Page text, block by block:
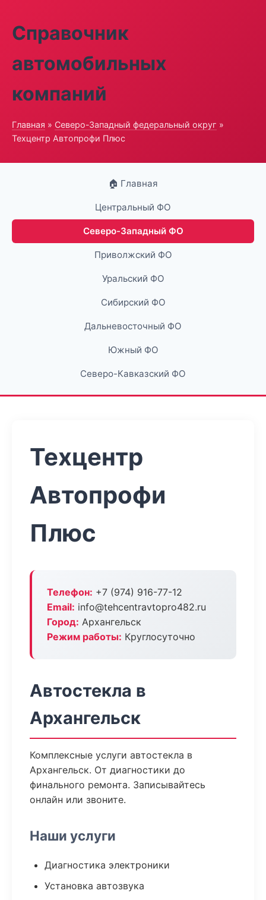
Справочник
автомобильных
компаний
Главная » Северо-Западный федеральный округ »
Техцентр Автопрофи Плюс
🏠 Главная
Центральный ФО
Северо-Западный ФО
Приволжский ФО
Уральский ФО
Сибирский ФО
Дальневосточный ФО
Южный ФО
Северо-Кавказский ФО
Техцентр
Автопрофи
Плюс
Телефон: +7 (974) 916-77-12
Email: info@tehcentravtopro482.ru
Город: Архангельск
Режим работы: Круглосуточно
Автостекла в
Архангельск
Комплексные услуги автостекла в
Архангельск. От диагностики до
финального ремонта. Записывайтесь
онлайн или звоните.
Наши услуги
Диагностика электроники
Установка автозвука